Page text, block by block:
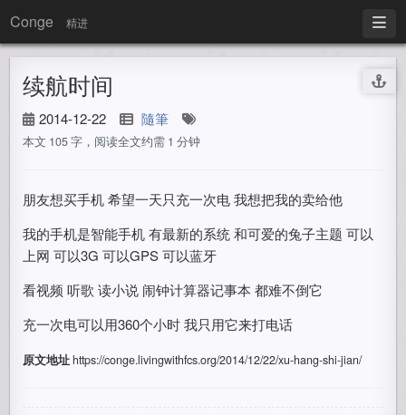
Conge 精进
续航时间
2014-12-22 隨筆
本文 105 字，阅读全文约需 1 分钟
朋友想买手机 希望一天只充一次电 我想把我的卖给他
我的手机是智能手机 有最新的系统 和可爱的兔子主题 可以
上网 可以3G 可以GPS 可以蓝牙
看视频 听歌 读小说 闹钟计算器记事本 都难不倒它
充一次电可以用360个小时 我只用它来打电话
原文地址https://conge.livingwithfcs.org/2014/12/22/xu-hang-shi-jian/